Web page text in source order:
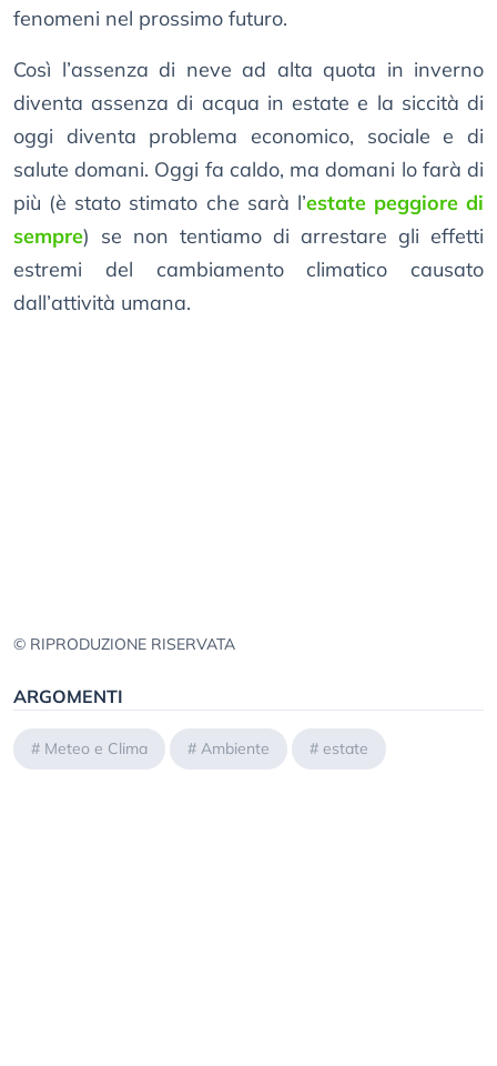
fenomeni nel prossimo futuro.
Così l’assenza di neve ad alta quota in inverno
diventa assenza di acqua in estate e la siccità di
oggi diventa problema economico, sociale e di
salute domani. Oggi fa caldo, ma domani lo farà di
più (è stato stimato che sarà l’estate peggiore di
sempre) se non tentiamo di arrestare gli effetti
estremi del cambiamento climatico causato
dall’attività umana.
© RIPRODUZIONE RISERVATA
ARGOMENTI
# Meteo e Clima # Ambiente # estate